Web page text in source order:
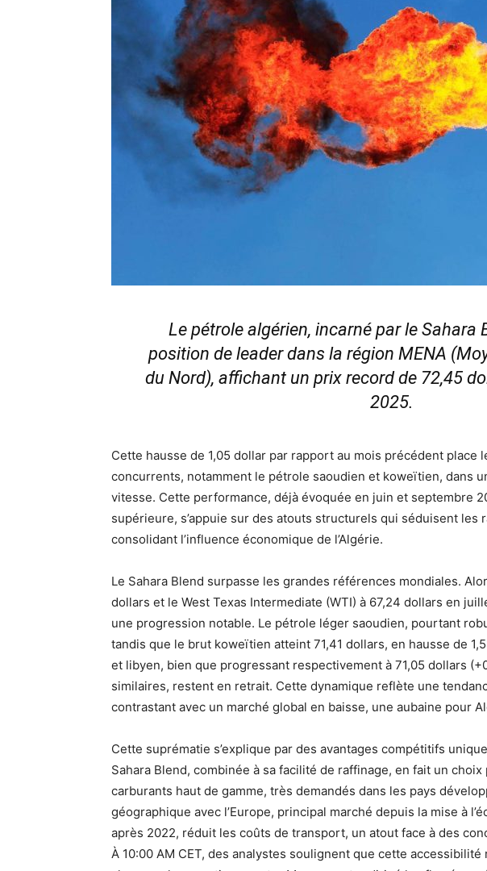
Le pétrole algérien, incarné par le Sahara
position de leader dans la région MENA
du Nord), affichant un prix record de 72,45
2025.
Cette hausse de 1,05 dollar par rapport au mois précédent place
concurrents, notamment le pétrole saoudien et koweïtien, dans
vitesse. Cette performance, déjà évoquée en juin et septembre
supérieure, s’appuie sur des atouts structurels qui séduisent
consolidant l’influence économique de l’Algérie.
Le Sahara Blend surpasse les grandes références mondiales.
dollars et le West Texas Intermediate (WTI) à 67,24 dollars en
une progression notable. Le pétrole léger saoudien, pourtant
tandis que le brut koweïtien atteint 71,41 dollars, en hausse de
et libyen, bien que progressant respectivement à 71,05 dollars
similaires, restent en retrait. Cette dynamique reflète une
contrastant avec un marché global en baisse, une aubaine pour
Cette suprématie s’explique par des avantages compétitifs
Sahara Blend, combinée à sa facilité de raffinage, en fait un
carburants haut de gamme, très demandés dans les pays
géographique avec l’Europe, principal marché depuis la mise à
après 2022, réduit les coûts de transport, un atout face à des
À 10:00 AM CET, des analystes soulignent que cette accessibilité